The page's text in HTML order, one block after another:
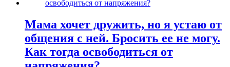
Мама хочет дружить, но я устаю от
общения с ней. Бросить ее не могу.
Как тогда освободиться от